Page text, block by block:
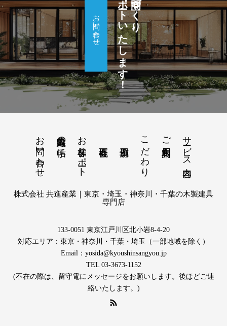
サポートいたします！
お問い合わせ
サービス内容
ご利用案内
こだわり
お客様サポート
建具職人の手帖
お問い合わせ
株式会社 共進産業｜東京・埼玉・神奈川・千葉の木製建具
専門店
133-0051 東京江戸川区北小岩8-4-20
対応エリア：東京・神奈川・千葉・埼玉（一部地域を除く）
Email：yosida@kyoushinsangyou.jp
TEL 03-3673-1152
(不在の際は、留守電にメッセージをお願いします。後ほどご連
絡いたします。)